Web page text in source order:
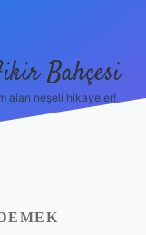
Bahçesi
alan neşeli hikayeler!